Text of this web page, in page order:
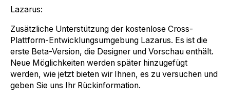
Lazarus:
Zusätzliche Unterstützung der kostenlose Cross-
Plattform-Entwicklungsumgebung Lazarus. Es ist die
erste Beta-Version, die Designer und Vorschau enthält.
Neue Möglichkeiten werden später hinzugefügt
werden, wie jetzt bieten wir Ihnen, es zu versuchen und
geben Sie uns Ihr Rückinformation.